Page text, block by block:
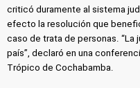
criticó duramente al sistema
efecto la resolución que
caso de trata de personas.
país”, declaró en una
Trópico de Cochabamba.